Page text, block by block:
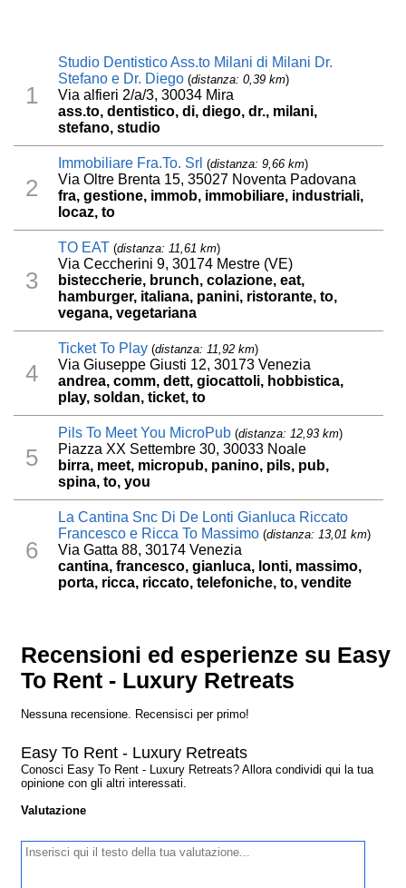
1
Studio Dentistico Ass.to Milani di Milani Dr.
Stefano e Dr. Diego (distanza: 0,39 km)
Via alfieri 2/a/3, 30034 Mira
ass.to, dentistico, di, diego, dr., milani,
stefano, studio
2
Immobiliare Fra.To. Srl (distanza: 9,66 km)
Via Oltre Brenta 15, 35027 Noventa Padovana
fra, gestione, immob, immobiliare, industriali,
locaz, to
3
TO EAT (distanza: 11,61 km)
Via Ceccherini 9, 30174 Mestre (VE)
bisteccherie, brunch, colazione, eat,
hamburger, italiana, panini, ristorante, to,
vegana, vegetariana
4
Ticket To Play (distanza: 11,92 km)
Via Giuseppe Giusti 12, 30173 Venezia
andrea, comm, dett, giocattoli, hobbistica,
play, soldan, ticket, to
5
Pils To Meet You MicroPub (distanza: 12,93 km)
Piazza XX Settembre 30, 30033 Noale
birra, meet, micropub, panino, pils, pub,
spina, to, you
6
La Cantina Snc Di De Lonti Gianluca Riccato
Francesco e Ricca To Massimo (distanza: 13,01 km)
Via Gatta 88, 30174 Venezia
cantina, francesco, gianluca, lonti, massimo,
porta, ricca, riccato, telefoniche, to, vendite
Recensioni ed esperienze su Easy
To Rent - Luxury Retreats
Nessuna recensione. Recensisci per primo!
Easy To Rent - Luxury Retreats
Conosci Easy To Rent - Luxury Retreats? Allora condividi qui la tua
opinione con gli altri interessati.
Valutazione